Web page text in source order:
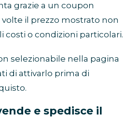
grazie a un coupon
il prezzo mostrato non
costi o condizioni particolari.
selezionabile nella pagina
di attivarlo prima di
e spedisce il